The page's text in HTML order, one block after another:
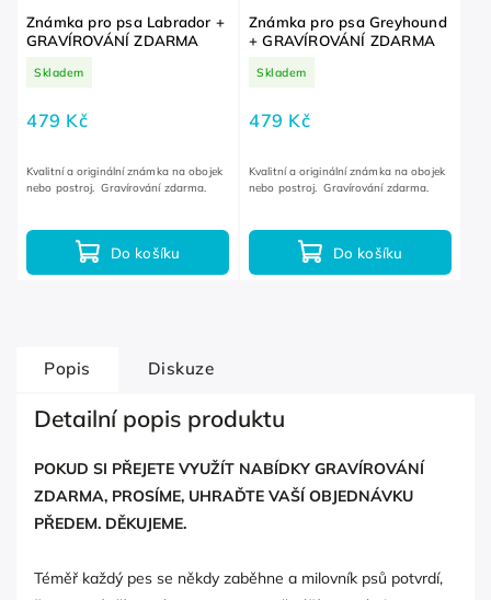
Známka pro psa Labrador +
GRAVÍROVÁNÍ ZDARMA
Skladem
479 Kč
Do košíku
Kvalitní a originální známka na obojek
nebo postroj. Gravírování zdarma.
Známka pro psa Greyhound
+ GRAVÍROVÁNÍ ZDARMA
Skladem
479 Kč
Do košíku
Kvalitní a originální známka na obojek
nebo postroj. Gravírování zdarma.
Popis Diskuze
Detailní popis produktu
POKUD SI PŘEJETE VYUŽÍT NABÍDKY GRAVÍROVÁNÍ
ZDARMA, PROSÍME, UHRAĎTE VAŠÍ OBJEDNÁVKU
PŘEDEM. DĚKUJEME.
Téměř každý pes se někdy zaběhne a milovník psů potvrdí,